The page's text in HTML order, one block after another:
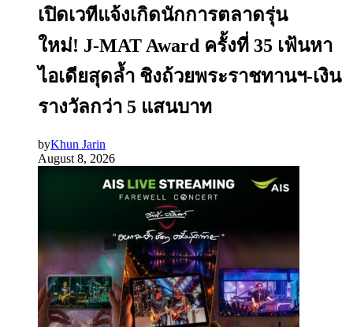
เปิดเวทีแจ้งเกิดนักการตลาดรุ่น
ใหม่! J-MAT Award ครั้งที่ 35 เฟ้นหา
ไอเดียสุดล้ำ ชิงถ้วยพระราชทานฯ-เงิน
รางวัลกว่า 5 แสนบาท
byKhun Jarin
August 8, 2026